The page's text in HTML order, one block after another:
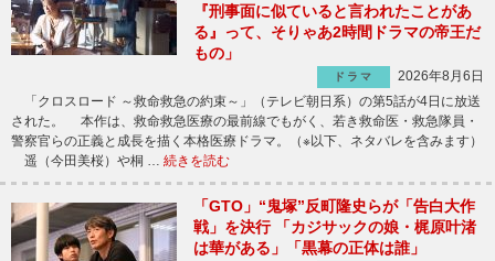
『刑事面に似ていると言われたことがあ
る』って、そりゃあ2時間ドラマの帝王だ
もの」
ドラマ
2026年8月6日
「クロスロード ～救命救急の約束～」（テレビ朝日系）の第5話が4日に放送
された。 本作は、救命救急医療の最前線でもがく、若き救命医・救急隊員・
警察官らの正義と成長を描く本格医療ドラマ。（※以下、ネタバレを含みます）
遥（今田美桜）や桐 … 続きを読む
「GTO」“鬼塚”反町隆史らが「告白大作
戦」を決行 「カジサックの娘・梶原叶渚
は華がある」「黒幕の正体は誰」